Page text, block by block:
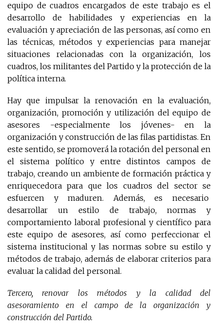
equipo de cuadros encargados de este trabajo es el
desarrollo de habilidades y experiencias en la
evaluación y apreciación de las personas, así como en
las técnicas, métodos y experiencias para manejar
situaciones relacionadas con la organización, los
cuadros, los militantes del Partido y la protección de la
política interna.
Hay que impulsar la renovación en la evaluación,
organización, promoción y utilización del equipo de
asesores -especialmente los jóvenes- en la
organización y construcción de las filas partidistas. En
este sentido, se promoverá la rotación del personal en
el sistema político y entre distintos campos de
trabajo, creando un ambiente de formación práctica y
enriquecedora para que los cuadros del sector se
esfuercen y maduren. Además, es necesario
desarrollar un estilo de trabajo, normas y
comportamiento laboral profesional y científico para
este equipo de asesores, así como perfeccionar el
sistema institucional y las normas sobre su estilo y
métodos de trabajo, además de elaborar criterios para
evaluar la calidad del personal.
Tercero, renovar los métodos y la calidad del
asesoramiento en el campo de la organización y
construcción del Partido.